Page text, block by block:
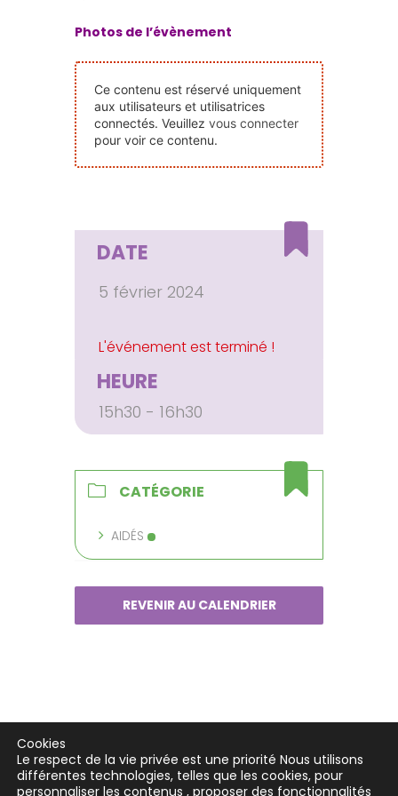
Nous Contacter
Devenir Bénévole
Connexion-membre
Photos de l’évènement
Ce contenu est réservé uniquement
aux utilisateurs et utilisatrices
connectés. Veuillez vous connecter
pour voir ce contenu.
DATE
5 février 2024
HEURE
15h30 - 16h30
CATÉGORIE
AIDÉS
REVENIR AU CALENDRIER
Cookies
Le respect de la vie privée est une priorité Nous utilisons
différentes technologies, telles que les cookies, pour
personnaliser les contenus , proposer des fonctionnalités